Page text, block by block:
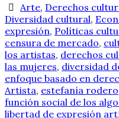
Arte, Derechos
Diversidad cultural,
expresión, Políticas
censura de mercado,
los artistas, derechos
las mujeres, diversidad
enfoque basado en
Artista, estefanía rodero
función social de los
libertad de expresión